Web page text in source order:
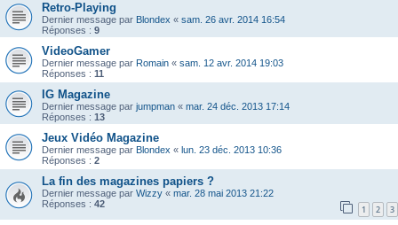
Retro-Playing
Dernier message par Blondex « sam. 26 avr. 2014 16:54
Réponses : 9
VideoGamer
Dernier message par Romain « sam. 12 avr. 2014 19:03
Réponses : 11
IG Magazine
Dernier message par jumpman « mar. 24 déc. 2013 17:14
Réponses : 13
Jeux Vidéo Magazine
Dernier message par Blondex « lun. 23 déc. 2013 10:36
Réponses : 2
La fin des magazines papiers ?
Dernier message par Wizzy « mar. 28 mai 2013 21:22
Réponses : 42 1 2 3